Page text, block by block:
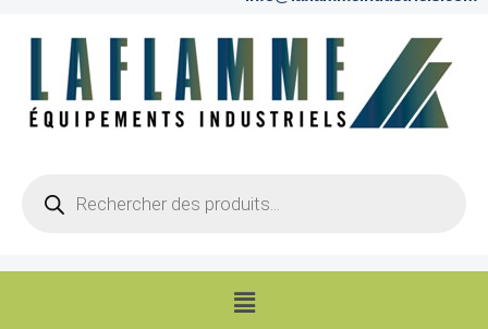
search
Menu